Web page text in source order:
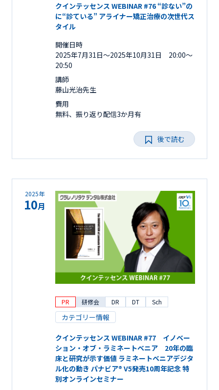
クインテッセンス WEBINAR #76 “診ない”の
に“診ている” アライナー矯正治療の次世代ス
タイル
開催日時
2025年7月31日〜2025年10月31日 20:00～
20:50
講師
藤山光治先生
費用
無料、振り返り配信3か月有
後で読む
2025年
10月
PR 研修会 DR DT Sch
カテゴリー情報
クインテッセンス WEBINAR #77 イノベー
ション・オブ・ラミネートベニア 20年の臨
床と研究が示す価値 ラミネートベニアデジタ
ル化の動き パナビア® V5発売10周年記念 特
別オンラインセミナー